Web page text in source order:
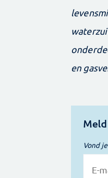
en
Vond